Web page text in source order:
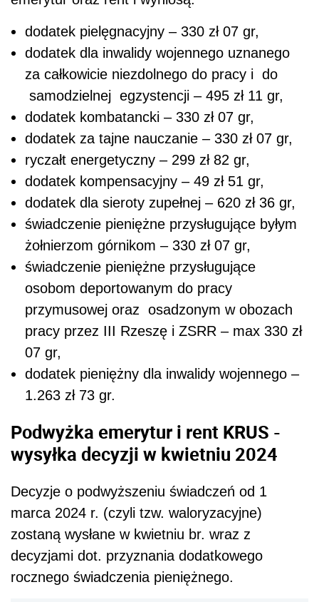
dodatek pielęgnacyjny – 330 zł 07 gr,
dodatek dla inwalidy wojennego uznanego
za całkowicie niezdolnego do pracy i do
samodzielnej egzystencji – 495 zł 11 gr,
dodatek kombatancki – 330 zł 07 gr,
dodatek za tajne nauczanie – 330 zł 07 gr,
ryczałt energetyczny – 299 zł 82 gr,
dodatek kompensacyjny – 49 zł 51 gr,
dodatek dla sieroty zupełnej – 620 zł 36 gr,
świadczenie pieniężne przysługujące byłym
żołnierzom górnikom – 330 zł 07 gr,
świadczenie pieniężne przysługujące
osobom deportowanym do pracy
przymusowej oraz osadzonym w obozach
pracy przez III Rzeszę i ZSRR – max 330 zł
07 gr,
dodatek pieniężny dla inwalidy wojennego –
1.263 zł 73 gr.
Podwyżka emerytur i rent KRUS -
wysyłka decyzji w kwietniu 2024
Decyzje o podwyższeniu świadczeń od 1
marca 2024 r. (czyli tzw. waloryzacyjne)
zostaną wysłane w kwietniu br. wraz z
decyzjami dot. przyznania dodatkowego
rocznego świadczenia pieniężnego.